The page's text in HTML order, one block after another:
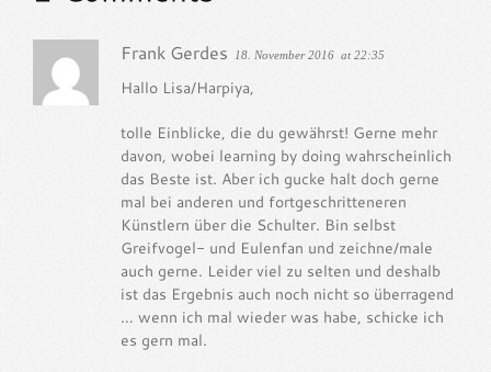
Frank Gerdes 18. November 2016 at 22:35
Hallo Lisa/Harpiya,
tolle Einblicke, die du gewährst! Gerne mehr
davon, wobei learning by doing wahrscheinlich
das Beste ist. Aber ich gucke halt doch gerne
mal bei anderen und fortgeschritteneren
Künstlern über die Schulter. Bin selbst
Greifvogel- und Eulenfan und zeichne/male
auch gerne. Leider viel zu selten und deshalb
ist das Ergebnis auch noch nicht so überragend
… wenn ich mal wieder was habe, schicke ich
es gern mal.